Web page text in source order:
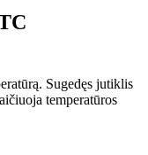
Sugedęs jutiklis
temperatūros